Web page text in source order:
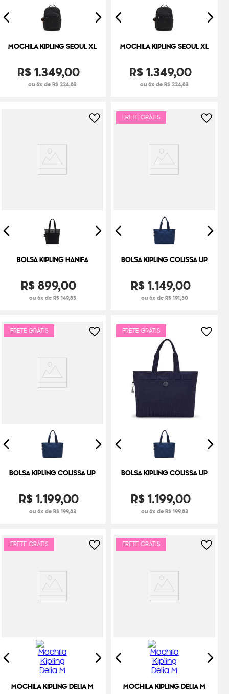
MOCHILA KIPLING SEOUL XL
R$1.349,00
ou 6x de R$ 224,83
MOCHILA KIPLING SEOUL XL
R$1.349,00
ou 6x de R$ 224,83
BOLSA KIPLING HANIFA
R$899,00
ou 6x de R$ 149,83
FRETE GRÁTIS
BOLSA KIPLING COLISSA UP
R$1.149,00
ou 6x de R$ 191,50
FRETE GRÁTIS
BOLSA KIPLING COLISSA UP
R$1.199,00
ou 6x de R$ 199,83
FRETE GRÁTIS
BOLSA KIPLING COLISSA UP
R$1.199,00
ou 6x de R$ 199,83
FRETE GRÁTIS
MOCHILA KIPLING DELIA M
FRETE GRÁTIS
MOCHILA KIPLING DELIA M